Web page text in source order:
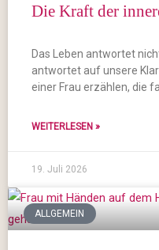
Die Kraft der
Das Leben antwortet
antwortet auf unsere
einer Frau erzählen, die
WEITERLESEN »
19. Juli 2026
ALLGEMEIN